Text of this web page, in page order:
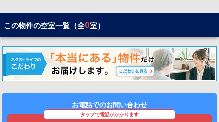
この物件の空室一覧（全0室）
お電話でのお問い合わせ
タップで電話がかかります